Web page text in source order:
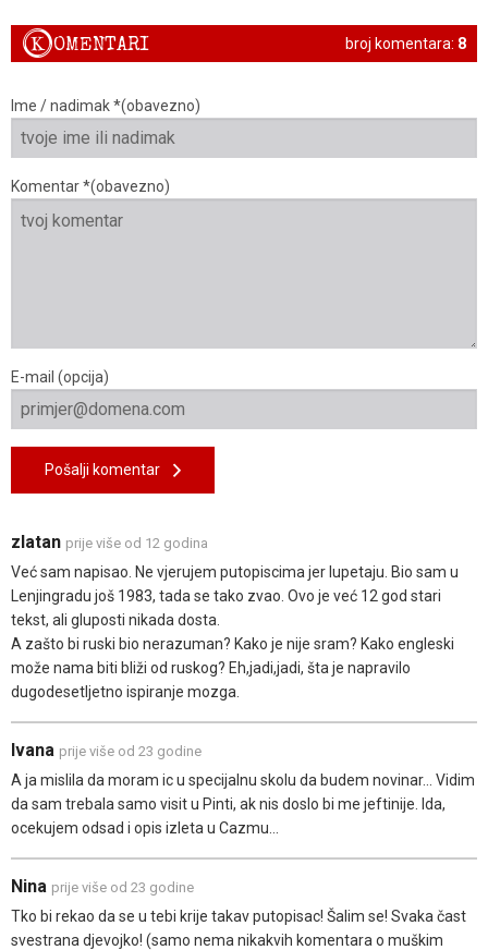
broj komentara: 8
KOMENTARI
Ime / nadimak *(obavezno)
Komentar *(obavezno)
E-mail (opcija)
Pošalji komentar
zlatan prije više od 12 godina
Već sam napisao. Ne vjerujem putopiscima jer lupetaju. Bio sam u
Lenjingradu još 1983, tada se tako zvao. Ovo je već 12 god stari
tekst, ali gluposti nikada dosta.
A zašto bi ruski bio nerazuman? Kako je nije sram? Kako engleski
može nama biti bliži od ruskog? Eh,jadi,jadi, šta je napravilo
dugodesetljetno ispiranje mozga.
Ivana prije više od 23 godine
A ja mislila da moram ic u specijalnu skolu da budem novinar... Vidim
da sam trebala samo visit u Pinti, ak nis doslo bi me jeftinije. Ida,
ocekujem odsad i opis izleta u Cazmu...
Nina prije više od 23 godine
Tko bi rekao da se u tebi krije takav putopisac! Šalim se! Svaka čast
svestrana djevojko! (samo nema nikakvih komentara o muškim